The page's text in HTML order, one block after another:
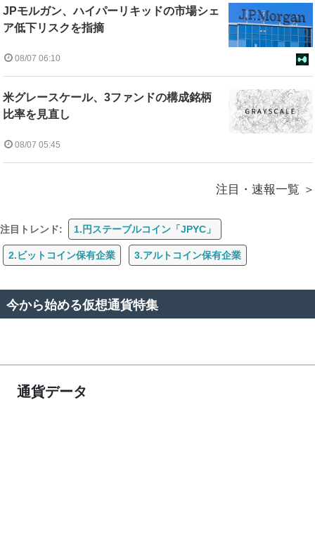
JPモルガン、ハイパーリキッドの市場シェ
ア低下リスクを指摘
08/07 06:10
米グレースケール、3ファンドの構成銘柄
比率を見直し
08/07 05:45
注目・速報一覧
注目トレンド: 1.円ステーブルコイン「JPYC」
2.ビットコイン保有企業 3.アルトコイン保有企業
今から始める仮想通貨特集
通貨データ